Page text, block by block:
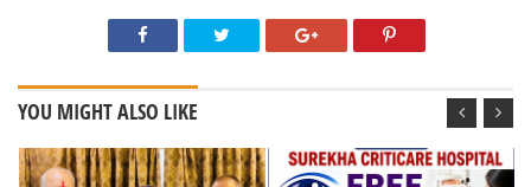
YOU MIGHT ALSO LIKE